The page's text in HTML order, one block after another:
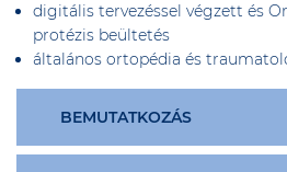
digitális tervezéssel végzett és
protézis beültetés
általános ortopédia és
BEMUTATKOZÁS